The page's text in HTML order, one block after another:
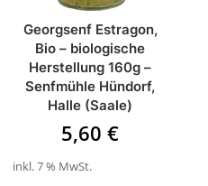
Georgsenf Estragon,
Bio – biologische
Herstellung 160g –
Senfmühle Hündorf,
Halle (Saale)
5,60€
inkl. 7 % MwSt.